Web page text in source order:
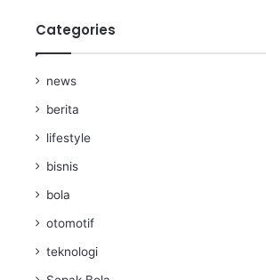
Categories
news
berita
lifestyle
bisnis
bola
otomotif
teknologi